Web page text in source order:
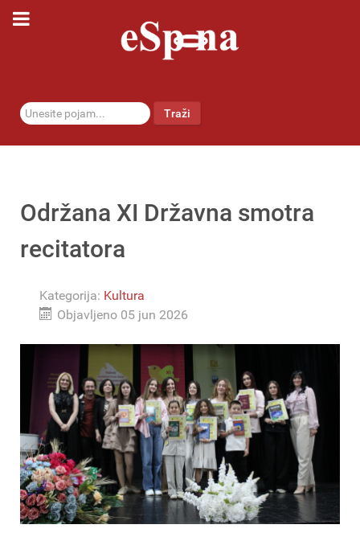
traži... Traži
Održana XI Državna smotra
recitatora
Kategorija: Kultura
Objavljeno 05 jun 2026